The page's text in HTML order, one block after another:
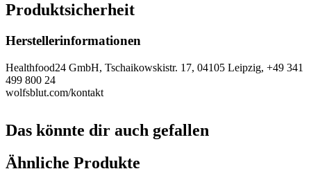
Produktsicherheit
Herstellerinformationen
Healthfood24 GmbH, Tschaikowskistr. 17, 04105 Leipzig, +49 341
499 800 24
wolfsblut.com/kontakt
Das könnte dir auch gefallen
Ähnliche Produkte